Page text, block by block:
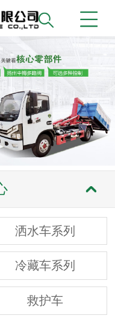
洒水车系列
冷藏车系列
救护车